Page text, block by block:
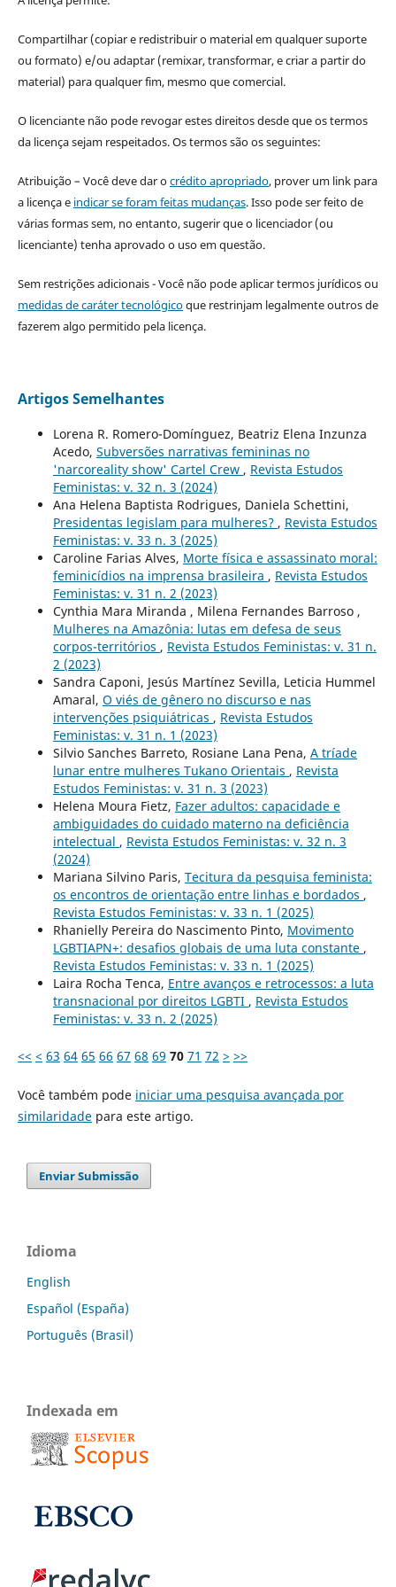
Compartilhar (copiar e redistribuir o material em qualquer suporte
ou formato) e/ou adaptar (remixar, transformar, e criar a partir do
material) para qualquer fim, mesmo que comercial.
O licenciante não pode revogar estes direitos desde que os termos
da licença sejam respeitados. Os termos são os seguintes:
Atribuição – Você deve dar ocrédito apropriado, prover um link para
a licença e indicar se foram feitas mudanças. Isso pode ser feito de
várias formas sem, no entanto, sugerir que o licenciador (ou
licenciante) tenha aprovado o uso em questão.
Sem restrições adicionais - Você não pode aplicar termos jurídicos ou
medidas de caráter tecnológicoque restrinjam legalmente outros de
fazerem algo permitido pela licença.
Artigos Semelhantes
Lorena R. Romero-Domínguez, Beatriz Elena Inzunza
Acedo, Subversões narrativas femininas no
'narcoreality show' Cartel Crew , Revista Estudos
Feministas: v. 32 n. 3 (2024)
Ana Helena Baptista Rodrigues, Daniela Schettini,
Presidentas legislam para mulheres? , Revista Estudos
Feministas: v. 33 n. 3 (2025)
Caroline Farias Alves, Morte física e assassinato moral:
feminicídios na imprensa brasileira , Revista Estudos
Feministas: v. 31 n. 2 (2023)
Cynthia Mara Miranda , Milena Fernandes Barroso ,
Mulheres na Amazônia: lutas em defesa de seus
corpos-territórios , Revista Estudos Feministas: v. 31 n.
2 (2023)
Sandra Caponi, Jesús Martínez Sevilla, Leticia Hummel
Amaral, O viés de gênero no discurso e nas
intervenções psiquiátricas , Revista Estudos
Feministas: v. 31 n. 1 (2023)
Silvio Sanches Barreto, Rosiane Lana Pena, A tríade
lunar entre mulheres Tukano Orientais , Revista
Estudos Feministas: v. 31 n. 3 (2023)
Helena Moura Fietz, Fazer adultos: capacidade e
ambiguidades do cuidado materno na deficiência
intelectual , Revista Estudos Feministas: v. 32 n. 3
(2024)
Mariana Silvino Paris, Tecitura da pesquisa feminista:
os encontros de orientação entre linhas e bordados ,
Revista Estudos Feministas: v. 33 n. 1 (2025)
Rhanielly Pereira do Nascimento Pinto, Movimento
LGBTIAPN+: desafios globais de uma luta constante ,
Revista Estudos Feministas: v. 33 n. 1 (2025)
Laira Rocha Tenca, Entre avanços e retrocessos: a luta
transnacional por direitos LGBTI , Revista Estudos
Feministas: v. 33 n. 2 (2025)
<< < 63 64 65 66 67 68 69 70 71 72 > >>
Você também pode iniciar uma pesquisa avançada por
similaridadepara este artigo.
Enviar Submissão
Idioma
English
Español (España)
Português (Brasil)
Indexada em